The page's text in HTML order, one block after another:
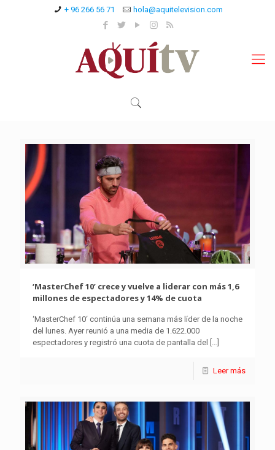
+ 96 266 56 71 hola@aquitelevision.com
‘MasterChef 10’ crece y vuelve a liderar con más 1,6
millones de espectadores y 14% de cuota
‘MasterChef 10‘ continúa una semana más líder de la noche
del lunes. Ayer reunió a una media de 1.622.000
espectadores y registró una cuota de pantalla del […]
Leer más